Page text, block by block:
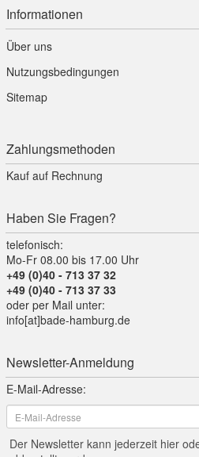
Informationen
Über uns
Nutzungsbedingungen
Sitemap
Zahlungsmethoden
Kauf auf Rechnung
Haben Sie Fragen?
telefonisch:
Mo-Fr 08.00 bis 17.00 Uhr
+49 (0)40 - 713 37 32
+49 (0)40 - 713 37 33
oder per Mail unter:
info[at]bade-hamburg.de
Newsletter-Anmeldung
E-Mail-Adresse:
Der Newsletter kann jederzeit hier